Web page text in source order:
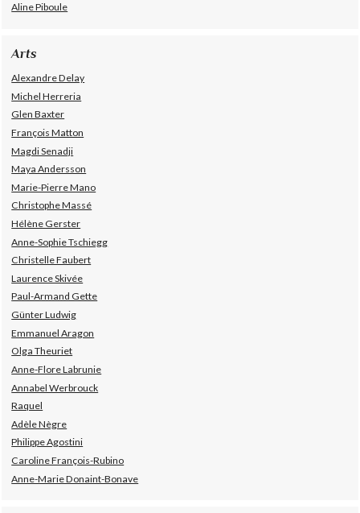
Aline Piboule
Arts
Alexandre Delay
Michel Herreria
Glen Baxter
François Matton
Magdi Senadji
Maya Andersson
Marie-Pierre Mano
Christophe Massé
Hélène Gerster
Anne-Sophie Tschiegg
Christelle Faubert
Laurence Skivée
Paul-Armand Gette
Günter Ludwig
Emmanuel Aragon
Olga Theuriet
Anne-Flore Labrunie
Annabel Werbrouck
Raquel
Adèle Nègre
Philippe Agostini
Caroline François-Rubino
Anne-Marie Donaint-Bonave